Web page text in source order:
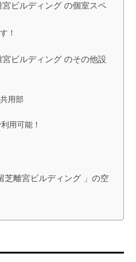
ビルディング の個室スペ
！
ビルディング のその他設
用部
用可能！
離宮ビルディング 」の空